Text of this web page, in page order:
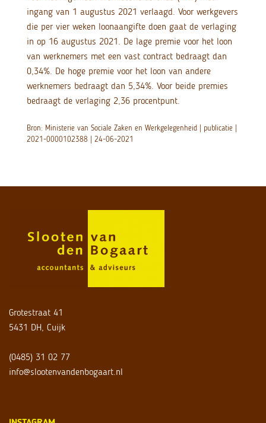
ingang van 1 augustus 2021 verlaagd. Voor werkgevers
die per vier weken loonaangifte doen gaat de verlaging
in op 16 augustus 2021. De lage premie voor het loon
van werknemers met een vast contract bedraagt dan
0,34%. De hoge premie voor het loon van andere
werknemers bedraagt dan 5,34%. Voor beide premies
bedraagt de verlaging 2,36 procentpunt.
Bron: Ministerie van Sociale Zaken en Werkgelegenheid | publicatie |
2021-0000102388 | 24-06-2021
Grotestraat 41
5431 DH, Cuijk
(0485) 31 02 77
info@slootenvandenbogaart.nl